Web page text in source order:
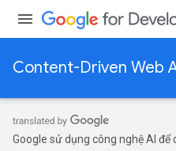
Content-Driven Web
Google sử dụng công nghệ AI